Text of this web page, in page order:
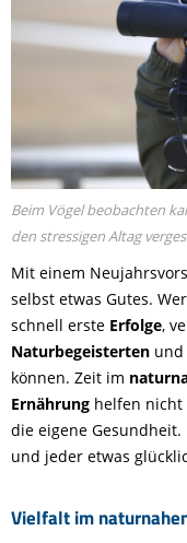
Beim Vögel beobachten
den stressigen Altag
Mit einem
selbst etwas Gutes.
schnell erste Erfolge,
Naturbegeisterten und
können. Zeit im
Ernährung helfen nicht
die eigene
und jeder etwas
Vielfalt im